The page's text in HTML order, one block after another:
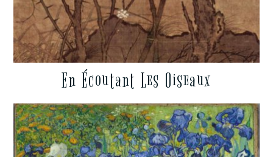
En Écoutant Les Oiseaux